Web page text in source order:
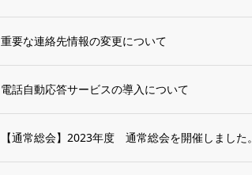
重要な連絡先情報の変更について
電話自動応答サービスの導入について
【通常総会】2023年度 通常総会を開催しました。